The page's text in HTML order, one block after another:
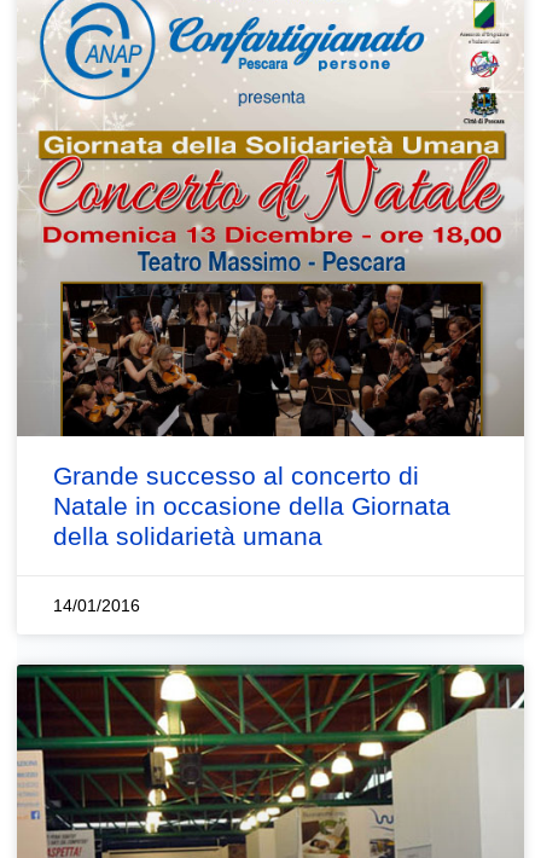
Grande successo al concerto di
Natale in occasione della Giornata
della solidarietà umana
14/01/2016